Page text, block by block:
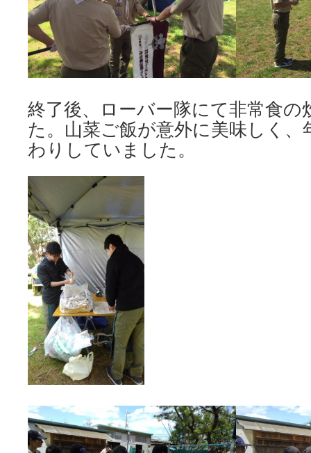
終了後、ローバー隊にて非常食
た。山菜ご飯が意外に美味しく
わりしていました。